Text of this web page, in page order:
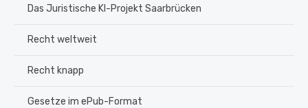
Das Juristische KI-Projekt Saarbrücken
Recht weltweit
Recht knapp
Gesetze im ePub-Format